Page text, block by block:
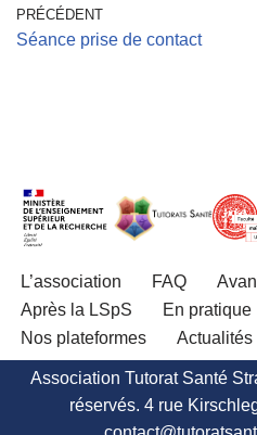
PRÉCÉDENT
Séance prise de contact
L’association FAQ
Après la LSpS
En pratique
Nos plateformes
Actualités
Association Tutorat Santé
réservés. 4 rue